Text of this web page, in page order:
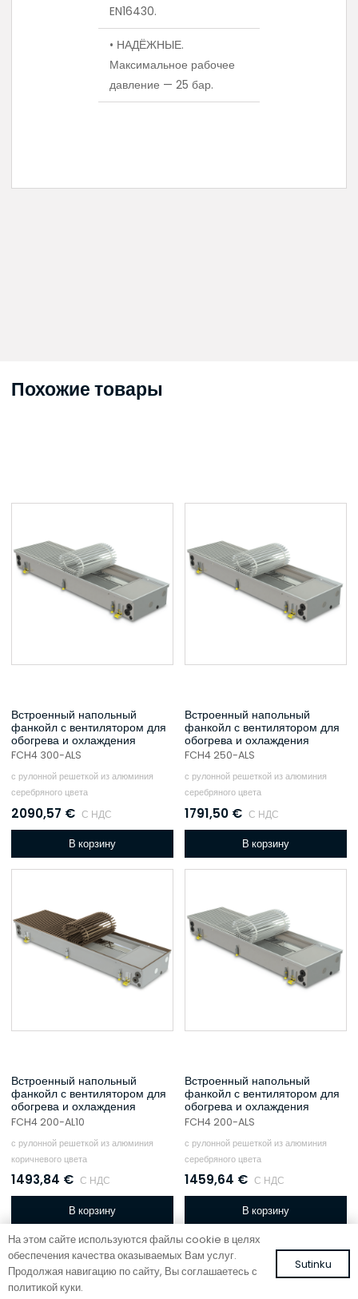
EN16430.
• НАДЁЖНЫЕ.
Максимальное рабочее
давление — 25 бар.
Похожие товары
Встроенный напольный
фанкойл с вентилятором для
обогрева и охлаждения
FCH4 300-ALS
с рулонной решеткой из алюминия
серебряного цвета
2090,57 € С НДС
В корзину
Встроенный напольный
фанкойл с вентилятором для
обогрева и охлаждения
FCH4 250-ALS
с рулонной решеткой из алюминия
серебряного цвета
1791,50 € С НДС
В корзину
Встроенный напольный
фанкойл с вентилятором для
обогрева и охлаждения
FCH4 200-AL10
с рулонной решеткой из алюминия
коричневого цвета
1493,84 € С НДС
В корзину
Встроенный напольный
фанкойл с вентилятором для
обогрева и охлаждения
FCH4 200-ALS
с рулонной решеткой из алюминия
серебряного цвета
1459,64 € С НДС
В корзину
На этом сайте используются файлы cookie в целях
обеспечения качества оказываемых Вам услуг.
Продолжая навигацию по сайту, Вы соглашаетесь с
политикой куки.
Sutinku